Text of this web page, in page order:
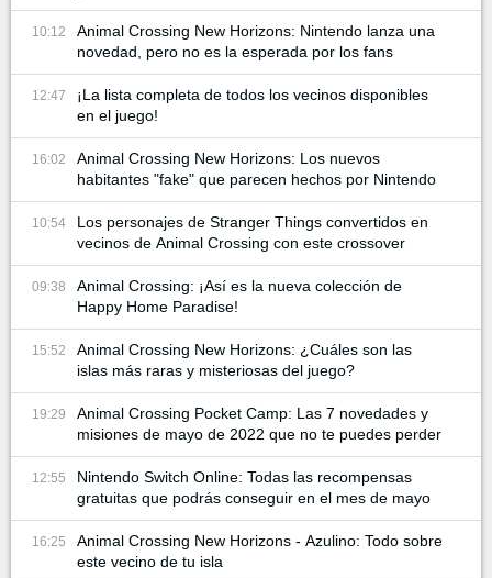
10:12
Animal Crossing New Horizons: Nintendo lanza una
novedad, pero no es la esperada por los fans
12:47
¡La lista completa de todos los vecinos disponibles
en el juego!
16:02
Animal Crossing New Horizons: Los nuevos
habitantes "fake" que parecen hechos por Nintendo
10:54
Los personajes de Stranger Things convertidos en
vecinos de Animal Crossing con este crossover
09:38
Animal Crossing: ¡Así es la nueva colección de
Happy Home Paradise!
15:52
Animal Crossing New Horizons: ¿Cuáles son las
islas más raras y misteriosas del juego?
19:29
Animal Crossing Pocket Camp: Las 7 novedades y
misiones de mayo de 2022 que no te puedes perder
12:55
Nintendo Switch Online: Todas las recompensas
gratuitas que podrás conseguir en el mes de mayo
16:25
Animal Crossing New Horizons - Azulino: Todo sobre
este vecino de tu isla